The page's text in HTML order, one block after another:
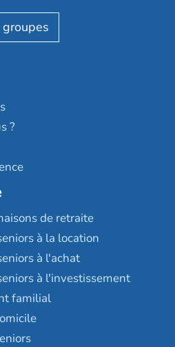
Villa Médicis
?
de retraite
à la location
à l'achat
à l'investissement
familial